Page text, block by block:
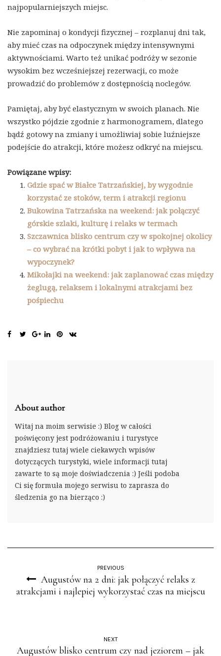
najpopularniejszych miejsc.
Nie zapominaj o kondycji fizycznej – rozplanuj dni tak,
aby mieć czas na odpoczynek między intensywnymi
aktywnościami. Warto też unikać podróży w sezonie
wysokim bez wcześniejszej rezerwacji, co może
prowadzić do problemów z dostępnością noclegów.
Pamiętaj, aby być elastycznym w swoich planach. Nie
wszystko pójdzie zgodnie z harmonogramem, dlatego
bądź gotowy na zmiany i umożliwiaj sobie luźniejsze
podejście do atrakcji, które możesz odkryć na miejscu.
Powiązane wpisy:
Gdzie spać w Białce Tatrzańskiej, by wygodnie
korzystać ze stoków, term i atrakcji regionu
Bukowina Tatrzańska na weekend: jak połączyć
górskie szlaki, kulturę i relaks w termach
Szczawnica blisko centrum czy w spokojnej okolicy
– co wybrać na krótki pobyt i jak to wpływa na
wypoczynek?
Mikołajki na weekend: jak zaplanować czas między
żeglugą, relaksem i lokalnymi atrakcjami bez
pośpiechu
About author
Witaj na moim serwisie :) Blog w całości
poświęcony jest podróżowaniu i turystyce
znajdziesz tutaj wiele ciekawych wpisów
dotyczących turystyki, wiele informacji tutaj
zawarte to są moje doświadczenia :) Jeśli podoba
Ci się formuła mojego serwisu to zaprasza do
śledzenia go na bierząco :)
PREVIOUS
Augustów na 2 dni: jak połączyć relaks z
atrakcjami i najlepiej wykorzystać czas na miejscu
NEXT
Augustów blisko centrum czy nad jeziorem – jak